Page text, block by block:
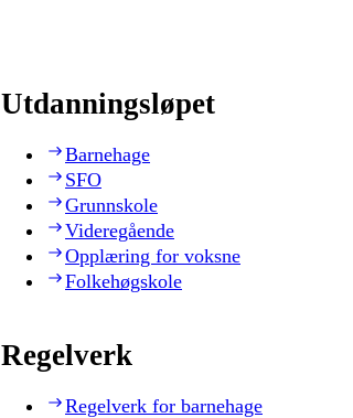
Utdanningsløpet
Barnehage
SFO
Grunnskole
Videregående
Opplæring for voksne
Folkehøgskole
Regelverk
Regelverk for barnehage